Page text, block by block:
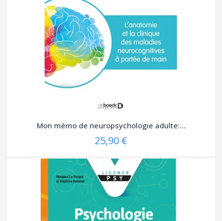
Mon mémo de neuropsychologie adulte:...
25,90 €